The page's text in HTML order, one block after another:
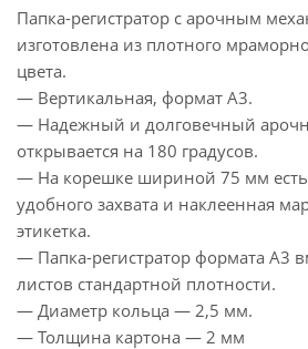
Папка-регистратор с арочным
изготовлена из плотного
цвета.
— Вертикальная, формат А3.
— Надежный и долговечный
открывается на 180 градусов.
— На корешке шириной 75 мм есть
удобного захвата и наклеенная
этикетка.
— Папка-регистратор формата А3
листов стандартной плотности.
— Диаметр кольца — 2,5 мм.
— Толщина картона — 2 мм